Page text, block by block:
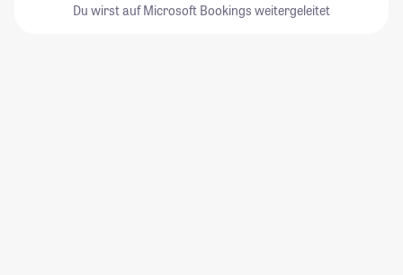
Du wirst auf Microsoft Bookings weitergeleitet